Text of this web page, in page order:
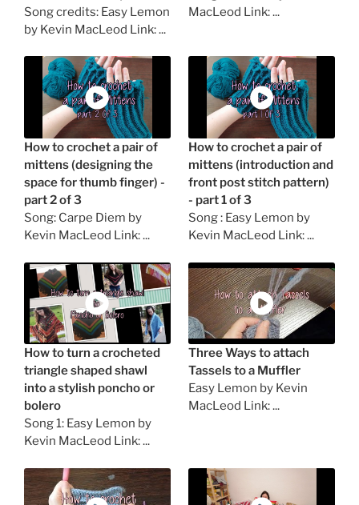
Song credits: Easy Lemon
by Kevin MacLeod Link: ...
MacLeod Link: ...
How to crochet a pair of
mittens (designing the
space for thumb finger) -
part 2 of 3
Song: Carpe Diem by
Kevin MacLeod Link: ...
How to crochet a pair of
mittens (introduction and
front post stitch pattern)
- part 1 of 3
Song : Easy Lemon by
Kevin MacLeod Link: ...
How to turn a crocheted
triangle shaped shawl
into a stylish poncho or
bolero
Song 1: Easy Lemon by
Kevin MacLeod Link: ...
Three Ways to attach
Tassels to a Muffler
Easy Lemon by Kevin
MacLeod Link: ...